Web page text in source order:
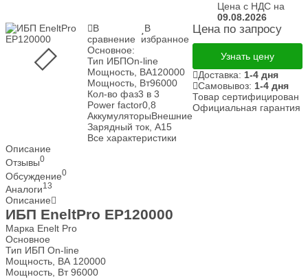
Цена с НДС на
09.08.2026
В
сравнение
В
избранное
Основное:
Тип ИБПOn-line
Мощность, ВА120000
Мощность, Вт96000
Кол-во фаз3 в 3
Power factor0,8
АккумуляторыВнешние
Зарядный ток, А15
Все характеристики
Цена по запросу
Узнать цену
Доставка: 1-4 дня
Самовывоз: 1-4 дня
Товар сертифицирован
Официальная гарантия
Описание
Отзывы0
Обсуждение0
Аналоги13
Описание
ИБП EneltPro EP120000
Марка Enelt Pro
Основное
Тип ИБП On-line
Мощность, ВА 120000
Мощность, Вт 96000